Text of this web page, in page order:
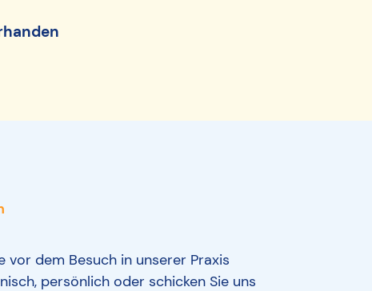
vor dem Besuch in unserer Praxis
persönlich oder schicken Sie uns